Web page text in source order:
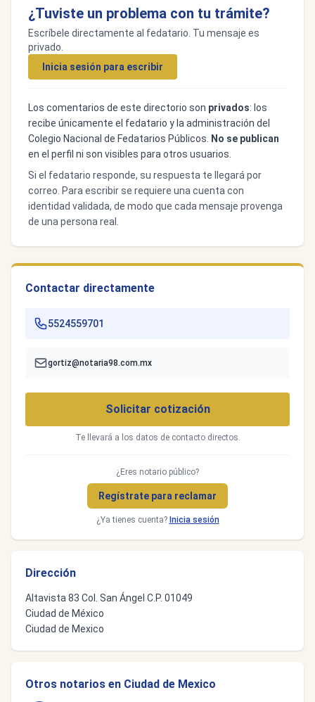
¿Tuviste un problema con tu trámite?
Escríbele directamente al fedatario. Tu mensaje es
privado.
Inicia sesión para escribir
Los comentarios de este directorio son privados: los
recibe únicamente el fedatario y la administración del
Colegio Nacional de Fedatarios Públicos.
No se publican
en el perfil ni son visibles para otros usuarios.
Si el fedatario responde, su respuesta te llegará por
correo. Para escribir se requiere una cuenta con
identidad validada, de modo que cada mensaje provenga
de una persona real.
Contactar directamente
5524559701
gortiz@notaria98.com.mx
Solicitar cotización
Te llevará a los datos de contacto directos.
¿Eres notario público?
Regístrate para reclamar
¿Ya tienes cuenta? Inicia sesión
Dirección
Altavista 83 Col. San Ángel C.P. 01049
Ciudad de México
Ciudad de Mexico
Otros notarios en Ciudad de Mexico